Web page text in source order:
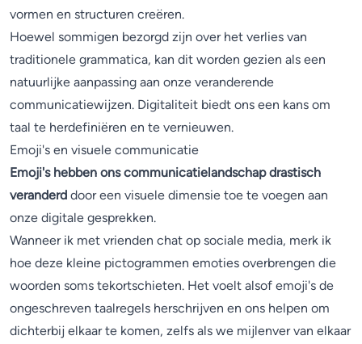
vormen en structuren creëren.
Hoewel sommigen bezorgd zijn over het verlies van
traditionele grammatica, kan dit worden gezien als een
natuurlijke aanpassing aan onze veranderende
communicatiewijzen. Digitaliteit biedt ons een kans om
taal te herdefiniëren en te vernieuwen.
Emoji's en visuele communicatie
Emoji's hebben ons communicatielandschap drastisch
veranderd door een visuele dimensie toe te voegen aan
onze digitale gesprekken.
Wanneer ik met vrienden chat op sociale media, merk ik
hoe deze kleine pictogrammen emoties overbrengen die
woorden soms tekortschieten. Het voelt alsof emoji's de
ongeschreven taalregels herschrijven en ons helpen om
dichterbij elkaar te komen, zelfs als we mijlenver van elkaar